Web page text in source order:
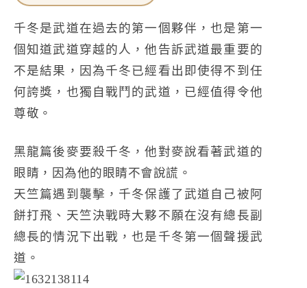
千冬是武道在過去的第一個夥伴，也是第一
個知道武道穿越的人，他告訴武道最重要的
不是結果，因為千冬已經看出即使得不到任
何誇獎，也獨自戰鬥的武道，已經值得令他
尊敬。
黑龍篇後麥要殺千冬，他對麥說看著武道的
眼睛，因為他的眼睛不會說謊。
天竺篇遇到襲擊，千冬保護了武道自己被阿
餅打飛、天竺決戰時大夥不願在沒有總長副
總長的情況下出戰，也是千冬第一個聲援武
道。